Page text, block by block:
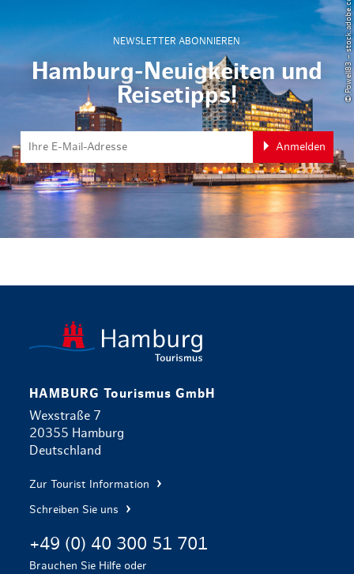
NEWSLETTER ABONNIEREN
Hamburg-Neuigkeiten und
Reisetipps!
Anmelden
© Powell83 – stock.adobe.com
HAMBURG Tourismus GmbH
Wexstraße 7
20355 Hamburg
Deutschland
Zur Tourist Information
Schreiben Sie uns
+49 (0) 40 300 51 701
Brauchen Sie Hilfe oder